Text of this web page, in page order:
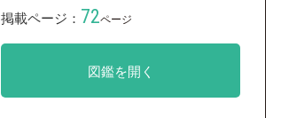
掲載ページ： 72ページ
図鑑を開く